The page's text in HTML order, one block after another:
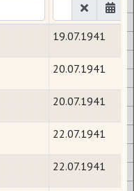
19.07.1941
20.07.1941
20.07.1941
22.07.1941
22.07.1941